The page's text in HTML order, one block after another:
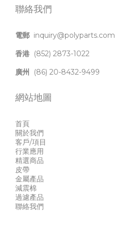
聯絡我們
電郵 inquiry@polyparts.com
香港 (852) 2873-1022
廣州
(86) 20-8432-9499
網站地圖
首頁
關於我們
客戶/項目
行業應用
精選商品
皮帶
金屬產品
減震棉
過濾產品
聯絡我們